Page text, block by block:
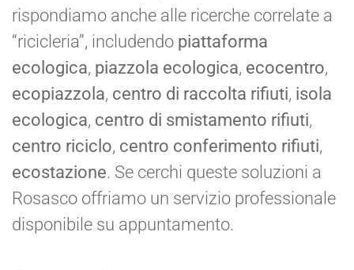
rispondiamo anche alle ricerche correlate a
“ricicleria”, includendo piattaforma
ecologica, piazzola ecologica, ecocentro,
ecopiazzola, centro di raccolta rifiuti, isola
ecologica, centro di smistamento rifiuti,
centro riciclo, centro conferimento rifiuti,
ecostazione. Se cerchi queste soluzioni a
Rosasco offriamo un servizio professionale
disponibile su appuntamento.